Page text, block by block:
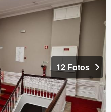
12 Fotos